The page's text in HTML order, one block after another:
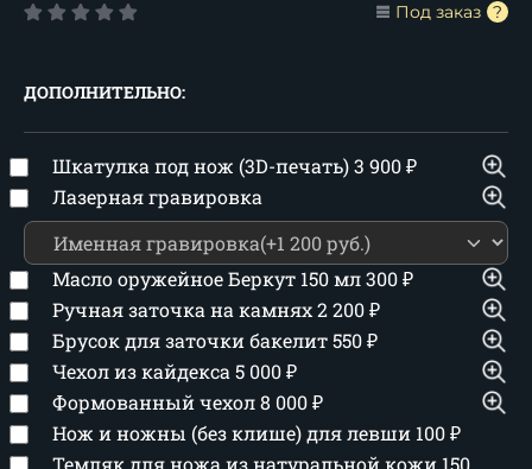
Под заказ
ДОПОЛНИТЕЛЬНО:
Шкатулка под нож (3D-печать)3 900₽
Лазерная гравировка
Масло оружейное Беркут 150 мл300₽
Ручная заточка на камнях2 200₽
Брусок для заточки бакелит550₽
Чехол из кайдекса 5 000₽
Формованный чехол8 000₽
Нож и ножны (без клише) для левши 100₽
Темляк для ножа из натуральной кожи 150